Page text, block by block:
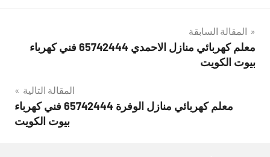
تصفّح
المقالات
المقالة السابقة
معلم كهربائي منازل الاحمدي 65742444 فني كهرباء
بيوت الكويت
المقالة التالية
معلم كهربائي منازل الوفرة 65742444 فني كهرباء
بيوت الكويت